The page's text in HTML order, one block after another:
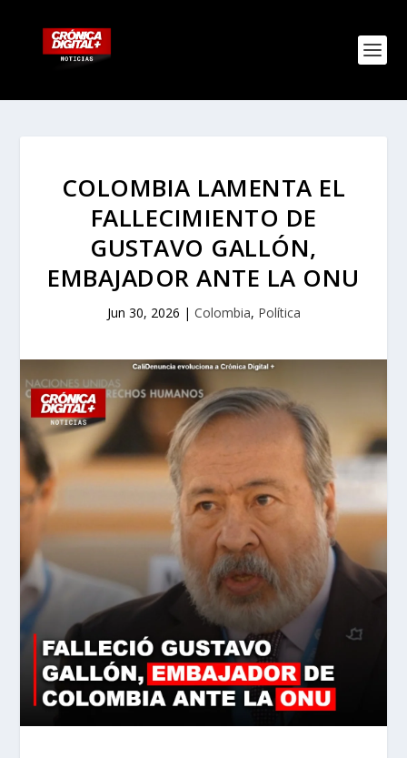
COLOMBIA LAMENTA EL
FALLECIMIENTO DE
GUSTAVO GALLÓN,
EMBAJADOR ANTE LA ONU
Jun 30, 2026 | Colombia, Política